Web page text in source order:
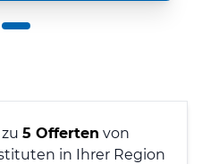
5 Offerten von
in Ihrer Region